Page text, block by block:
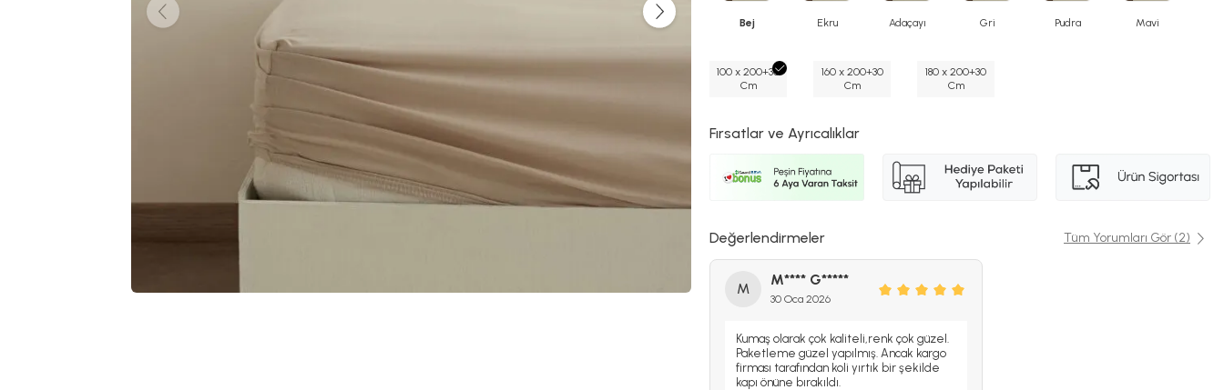
Bej Ekru Adaçayı Gri Pudra Mavi
100 x 200+30
Cm
160 x 200+30
Cm
180 x 200+30
Cm
Fırsatlar ve Ayrıcalıklar
Değerlendirmeler Tüm Yorumları Gör (2)
M
M**** G*****
30 Oca 2026
Kumaş olarak çok kaliteli,renk çok güzel.
Paketleme güzel yapılmış. Ancak kargo
firması tarafından koli yırtık bir şekilde
kapı önüne bırakıldı.